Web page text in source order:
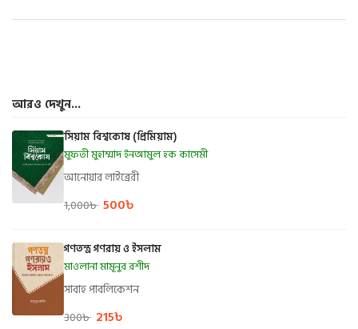
আরও দেখুন...
সিয়াম বিশ্বকোষ (প্রিমিয়াম)
মুফতী মুহাম্মাদ ইনআমুল হক কাসেমী
আনোয়ার লাইব্রেরী
1,000৳ 500৳
গণতন্ত্র গণরায় ও ইসলাম
মাওলানা মামূনুর রশীদ
সাবাহ পাবলিকেশন
300৳ 215৳